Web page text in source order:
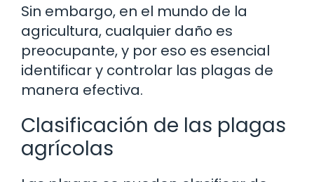
Sin embargo, en el mundo de la
agricultura, cualquier daño es
preocupante, y por eso es esencial
identificar y controlar las plagas de
manera efectiva.
Clasificación de las plagas
agrícolas